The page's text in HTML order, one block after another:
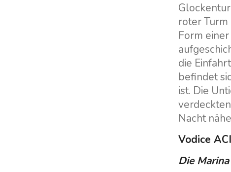
roter
Form
die
befindet
ist. Die
Nacht
Vodice
Die